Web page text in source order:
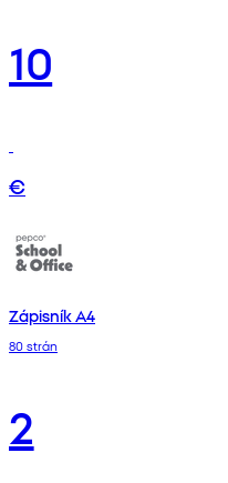
10
€
Zápisník A4
80 strán
2